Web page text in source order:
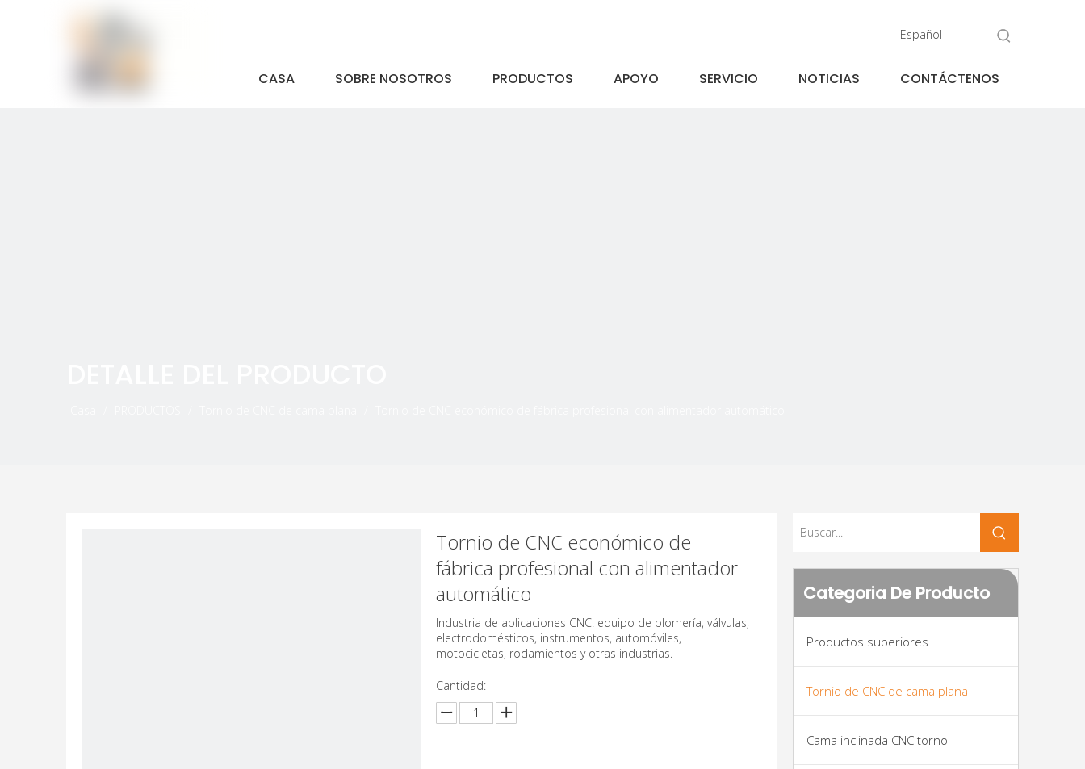
Español
CASA SOBRE NOSOTROS PRODUCTOS APOYO SERVICIO NOTICIAS CONTÁCTENOS
Tornio de CNC económico de
fábrica profesional con alimentador
automático
Industria de aplicaciones CNC: equipo de plomería, válvulas,
electrodomésticos, instrumentos, automóviles,
motocicletas, rodamientos y otras industrias.
Cantidad:
Categoria De Producto
Productos superiores
Tornio de CNC de cama plana
Cama inclinada CNC torno